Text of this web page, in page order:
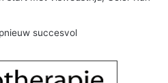
succesvol